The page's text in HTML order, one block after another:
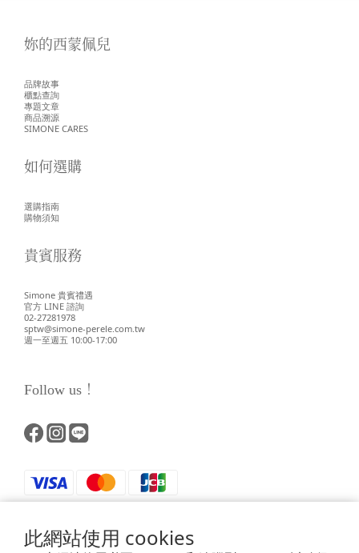
此網站使用 cookies
妳的西蒙佩兒
品牌故事
櫃點查詢
專題文章
商品溯源
SIMONE CARES
如何選購
選購指南
購物須知
貴賓服務
Simone 貴賓禮遇
官方 LINE 諮詢
02-27281978
sptw@simone-perele.com.tw
週一至週五 10:00-17:00
Follow us！